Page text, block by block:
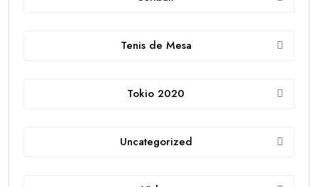
Tenis de Mesa
Tokio 2020
Uncategorized